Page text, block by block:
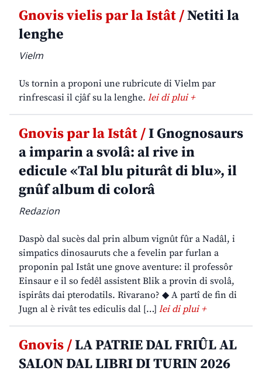
Gnovis vielis par la Istât /Netiti la
lenghe
Vielm
Us tornin a proponi une rubricute di Vielm par
rinfrescasi il cjâf su la lenghe. lei di plui +
Gnovis par la Istât /I Gnognosaurs
a imparin a svolâ: al rive in
edicule «Tal blu piturât di blu», il
gnûf album di colorâ
Redazion
Daspò dal sucès dal prin album vignût fûr a Nadâl, i
simpatics dinosauruts che a fevelin par furlan a
proponin pal Istât une gnove aventure: il professôr
Einsaur e il so fedêl assistent Blik a provin di svolâ,
ispirâts dai pterodatils. Rivarano? ◆ A partî de fin di
Jugn al è rivât tes ediculis dal […] lei di plui +
Gnovis /LA PATRIE DAL FRIÛL AL
SALON DAL LIBRI DI TURIN 2026